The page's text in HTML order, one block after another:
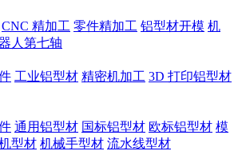
CNC 精加工 零件精加工 铝型材开模 机
人第七轴
工业铝型材 精密机加工 3D 打印铝型材
通用铝型材 国标铝型材 欧标铝型材 模
型材 机械手型材 流水线型材